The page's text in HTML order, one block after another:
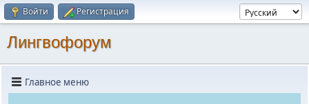
Войти Регистрация
Лингвофорум
Главное меню